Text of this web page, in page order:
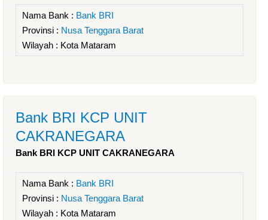
Nama Bank : Bank BRI
Provinsi : Nusa Tenggara Barat
Wilayah : Kota Mataram
Bank BRI KCP UNIT
CAKRANEGARA
Bank BRI KCP UNIT CAKRANEGARA
Nama Bank : Bank BRI
Provinsi : Nusa Tenggara Barat
Wilayah : Kota Mataram